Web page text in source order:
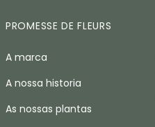
PROMESSE DE FLEURS
A marca
A nossa historia
As nossas plantas